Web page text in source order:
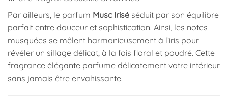
Par ailleurs, le parfum Musc Irisé séduit par son équilibre
parfait entre douceur et sophistication. Ainsi, les notes
musquées se mêlent harmonieusement à l’iris pour
révéler un sillage délicat, à la fois floral et poudré. Cette
fragrance élégante parfume délicatement votre intérieur
sans jamais être envahissante.